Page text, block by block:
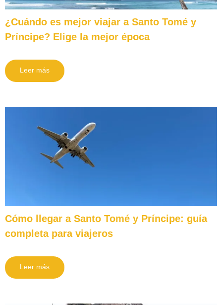
¿Cuándo es mejor viajar a Santo Tomé y
Príncipe? Elige la mejor época
Leer más
Cómo llegar a Santo Tomé y Príncipe: guía
completa para viajeros
Leer más